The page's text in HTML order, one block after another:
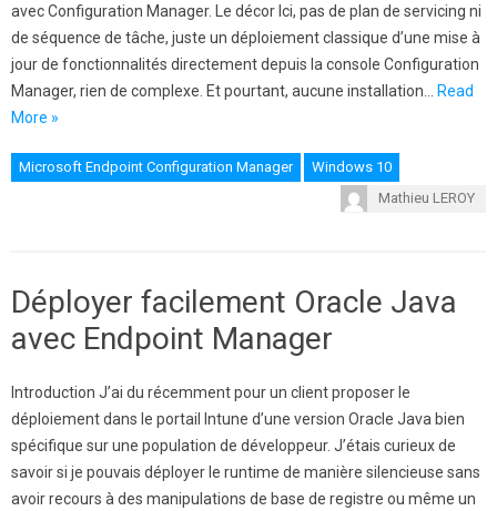
avec Configuration Manager. Le décor Ici, pas de plan de servicing ni
de séquence de tâche, juste un déploiement classique d’une mise à
jour de fonctionnalités directement depuis la console Configuration
Manager, rien de complexe. Et pourtant, aucune installation…
Read
More »
Microsoft Endpoint Configuration Manager
Windows 10
Mathieu LEROY
Déployer facilement Oracle Java
avec Endpoint Manager
Introduction J’ai du récemment pour un client proposer le
déploiement dans le portail Intune d’une version Oracle Java bien
spécifique sur une population de développeur. J’étais curieux de
savoir si je pouvais déployer le runtime de manière silencieuse sans
avoir recours à des manipulations de base de registre ou même un